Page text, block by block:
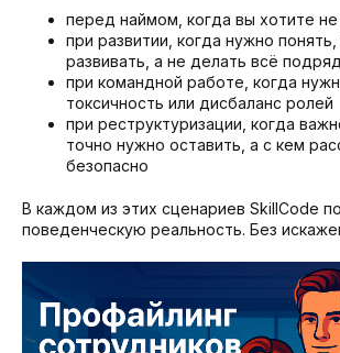
перед наймом, когда вы хотите
при развитии, когда нужно
развивать, а не делать всё подряд
при командной работе, когда
токсичность или дисбаланс ролей
при реструктуризации, когда
точно нужно оставить, а с кем
безопасно
В каждом из этих сценариев SkillCode
поведенческую реальность. Без